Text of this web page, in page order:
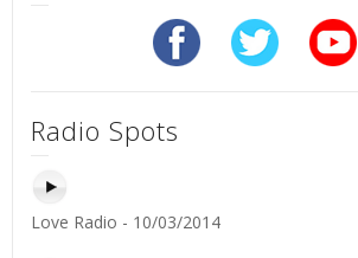
Radio Spots
Love Radio - 10/03/2014